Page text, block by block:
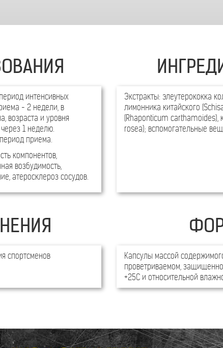
интенсивных
- 2 недели, в
возраста и уровня
1 неделю.
приема.
компонентов,
возбудимость,
атеросклероз сосудов.
Экстракты: элеутерококка
лимонника китайского
(Rhaponticum
rosea); вспомогательные
спортсменов
Капсулы массой
проветриваемом,
+25С и относительной